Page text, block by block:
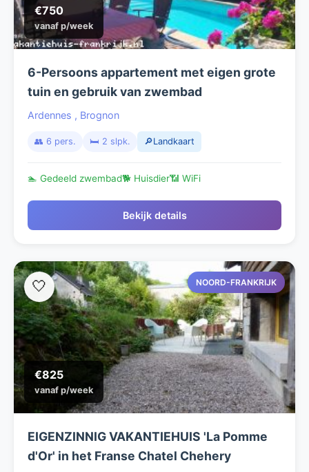
€750
vanaf p/week
6-Persoons appartement met eigen grote
tuin en gebruik van zwembad
Ardennes , Brognon
👥 6 pers. 🛏️ 2 slpk. 🔎Landkaart
🏊 Gedeeld zwembad🐕 Huisdier📶 WiFi
Bekijk details
NOORD-FRANKRIJK
€825
vanaf p/week
🤍
EIGENZINNIG VAKANTIEHUIS 'La Pomme
d'Or' in het Franse Chatel Chehery